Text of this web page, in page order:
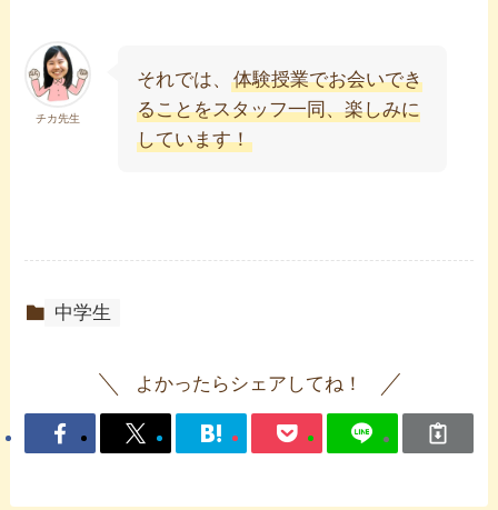
チカ先生
それでは、 体験授業でお会いでき
ることをスタッフ一同、楽しみに
しています！
中学生
よかったらシェアしてね！